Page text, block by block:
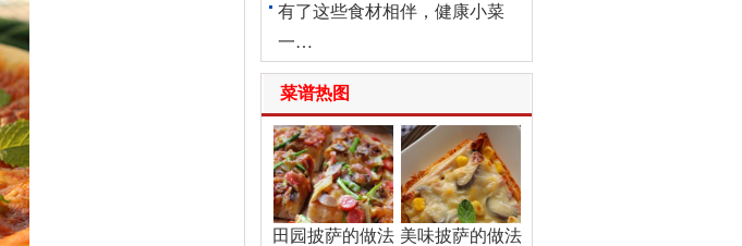
有了这些食材相伴，健康小菜
一…
菜谱热图
田园披萨的做法 美味披萨的做法